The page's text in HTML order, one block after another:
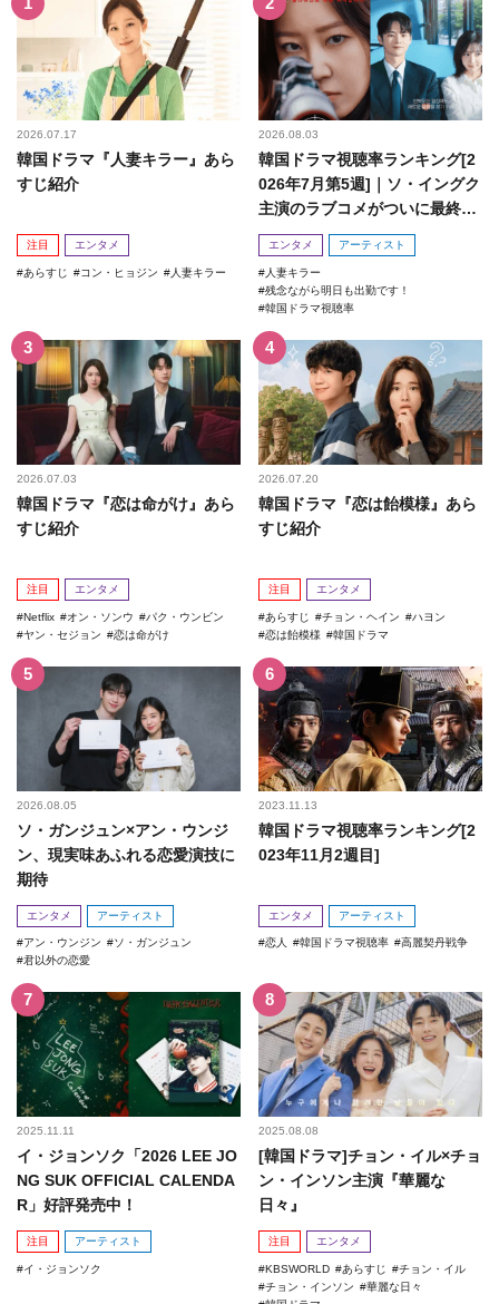
2026.07.17
韓国ドラマ『人妻キラー』あら
すじ紹介
注目 エンタメ
あらすじ コン・ヒョジン 人妻キラー
2026.08.03
韓国ドラマ視聴率ランキング[2
026年7月第5週]｜ソ・イングク
主演のラブコメがついに最終
回！
エンタメ アーティスト
人妻キラー
残念ながら明日も出勤です！
韓国ドラマ視聴率
2026.07.03
韓国ドラマ『恋は命がけ』あら
すじ紹介
注目 エンタメ
Netflix オン・ソンウ
パク・ウンビン
ヤン・セジョン
恋は命がけ
2026.07.20
韓国ドラマ『恋は飴模様』あら
すじ紹介
注目 エンタメ
あらすじ チョン・ヘイン
ハヨン
恋は飴模様
韓国ドラマ
2026.08.05
ソ・ガンジュン×アン・ウンジ
ン、現実味あふれる恋愛演技に
期待
エンタメ アーティスト
アン・ウンジン
ソ・ガンジュン
君以外の恋愛
2023.11.13
韓国ドラマ視聴率ランキング[2
023年11月2週目]
エンタメ アーティスト
恋人 韓国ドラマ視聴率 高麗契丹戦争
2025.11.11
イ・ジョンソク「2026 LEE JO
NG SUK OFFICIAL CALENDA
R」好評発売中！
注目 アーティスト
イ・ジョンソク
2025.08.08
[韓国ドラマ]チョン・イル×チョ
ン・インソン主演『華麗な
日々』
注目 エンタメ
KBSWORLD あらすじ
チョン・イル
チョン・インソン
華麗な日々